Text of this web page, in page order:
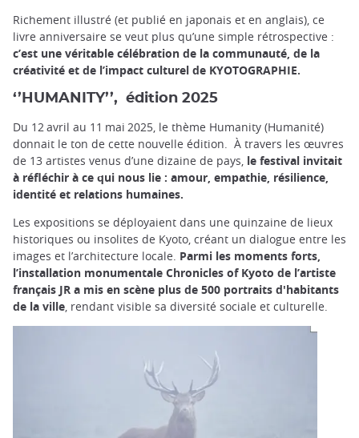
Richement illustré (et publié en japonais et en anglais), ce
livre anniversaire se veut plus qu’une simple rétrospective :
c’est une véritable célébration de la communauté, de la
créativité et de l’impact culturel de KYOTOGRAPHIE.
‘’HUMANITY’’, édition 2025
Du 12 avril au 11 mai 2025, le thème Humanity (Humanité)
donnait le ton de cette nouvelle édition. À travers les œuvres
de 13 artistes venus d’une dizaine de pays, le festival invitait
à réfléchir à ce qui nous lie : amour, empathie, résilience,
identité et relations humaines.
Les expositions se déployaient dans une quinzaine de lieux
historiques ou insolites de Kyoto, créant un dialogue entre les
images et l’architecture locale. Parmi les moments forts,
l’installation monumentale Chronicles of Kyoto de l’artiste
français JR a mis en scène plus de 500 portraits d'habitants
de la ville, rendant visible sa diversité sociale et culturelle.